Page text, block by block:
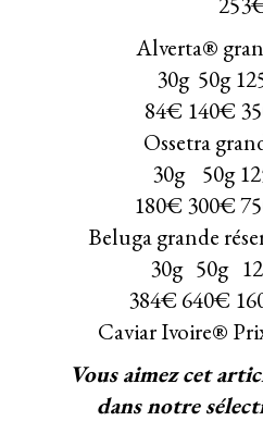
Alverta®
30g 50g
84€ 140€
Ossetra
30g 50g
180€ 300€
Beluga grande
30g 50g
384€ 640€
Caviar Ivoire®
Vous aimez cet
dansnotre